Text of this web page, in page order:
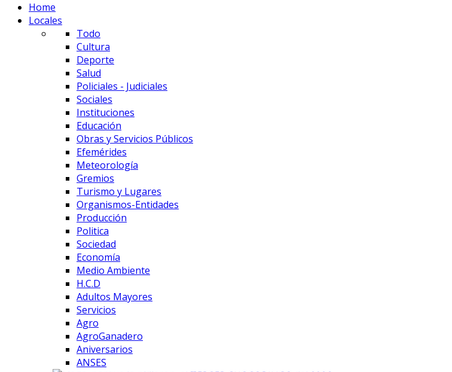
Home
Locales
Todo
Cultura
Deporte
Salud
Policiales - Judiciales
Sociales
Instituciones
Educación
Obras y Servicios Públicos
Efemérides
Meteorología
Gremios
Turismo y Lugares
Organismos-Entidades
Producción
Politica
Sociedad
Economía
Medio Ambiente
H.C.D
Adultos Mayores
Servicios
Agro
AgroGanadero
Aniversarios
ANSES